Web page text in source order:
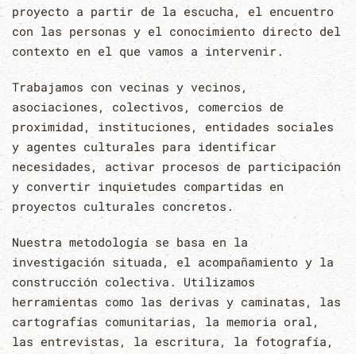
proyecto a partir de la escucha, el encuentro
con las personas y el conocimiento directo del
contexto en el que vamos a intervenir.
Trabajamos con vecinas y vecinos,
asociaciones, colectivos, comercios de
proximidad, instituciones, entidades sociales
y agentes culturales para identificar
necesidades, activar procesos de participación
y convertir inquietudes compartidas en
proyectos culturales concretos.
Nuestra metodología se basa en la
investigación situada, el acompañamiento y la
construcción colectiva. Utilizamos
herramientas como las derivas y caminatas, las
cartografías comunitarias, la memoria oral,
las entrevistas, la escritura, la fotografía,